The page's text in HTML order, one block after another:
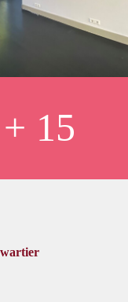
vervoer is korte
+ 15